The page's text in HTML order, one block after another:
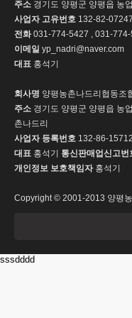
주소 경기도 양평군 양평읍 농
사업자 고유번호 132-82-07247
전화031-774-5427 , 031-774-
이메일 yp_nadri@naver.com
대표 홍석기
회사명 양평농촌나드리협동조
주소 경기도 양평군 양평읍 농
촌나드리
사업자 등록번호 132-86-15712
대표 홍석기 통신판매업신고번
개인정보 보호책임자홍석기
Copyright © 2001-2013 양평
sssdddd